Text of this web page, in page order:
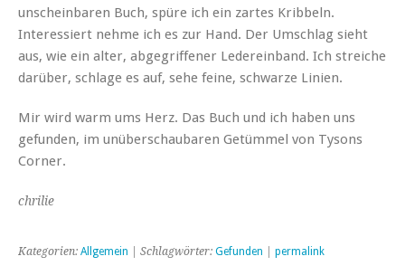
unscheinbaren Buch, spüre ich ein zartes Kribbeln.
Interessiert nehme ich es zur Hand. Der Umschlag sieht
aus, wie ein alter, abgegriffener Ledereinband. Ich streiche
darüber, schlage es auf, sehe feine, schwarze Linien.
Mir wird warm ums Herz. Das Buch und ich haben uns
gefunden, im unüberschaubaren Getümmel von Tysons
Corner.
chrilie
Kategorien: Allgemein | Schlagwörter: Gefunden permalink